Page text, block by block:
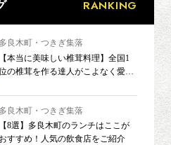
RANKING
多良木町・つきぎ集落
【本当に美味しい椎茸料理】全国1
の椎茸を作る達人がこよなく愛す
多良木町・つきぎ集落
【8選】多良木町のランチはここが
おすすめ！人気の飲食店をご紹介